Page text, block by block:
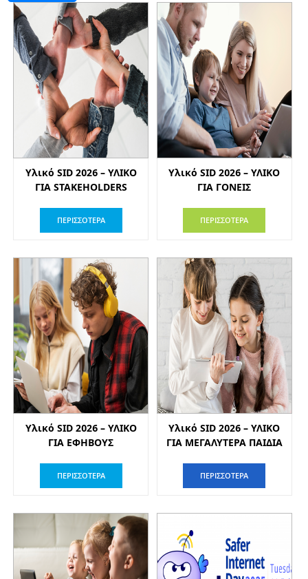
Υλικό SID 2026 – ΥΛΙΚΟ
ΓΙΑ STAKEHOLDERS
ΠΕΡΙΣΣΟΤΕΡΑ
Υλικό SID 2026 – ΥΛΙΚΟ
ΓΙΑ ΓΟΝΕΙΣ
ΠΕΡΙΣΣΟΤΕΡΑ
Υλικό SID 2026 – ΥΛΙΚΟ
ΓΙΑ ΕΦΗΒΟΥΣ
ΠΕΡΙΣΣΟΤΕΡΑ
Υλικό SID 2026 – ΥΛΙΚΟ
ΓΙΑ ΜΕΓΑΛΥΤΕΡΑ ΠΑΙΔΙΑ
ΠΕΡΙΣΣΟΤΕΡΑ